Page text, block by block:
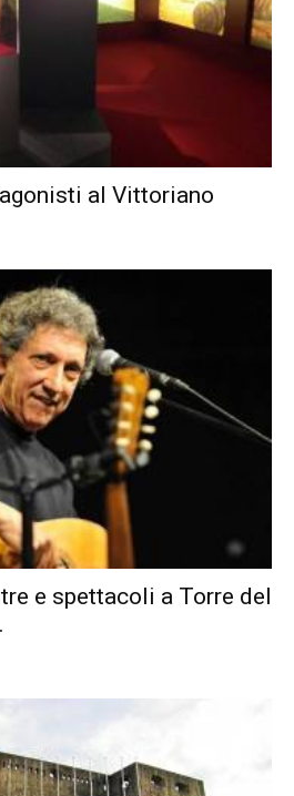
al Vittoriano
e spettacoli a Torre del